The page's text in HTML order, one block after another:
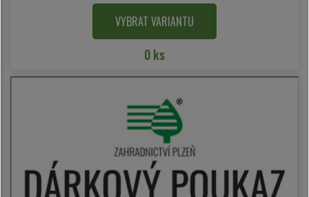
VYBRAT VARIANTU
0 ks